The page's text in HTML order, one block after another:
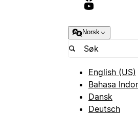
Norsk
English (US)
Bahasa
Dansk
Deutsch